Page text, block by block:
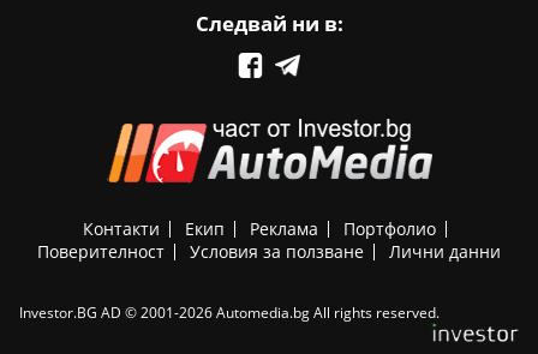
Следвай ни в:
Контакти Екип Реклама
Портфолио
Поверителност
Условия за ползване Лични данни
Investor.BG AD © 2001-2026 Automedia.bg All rights reserved.